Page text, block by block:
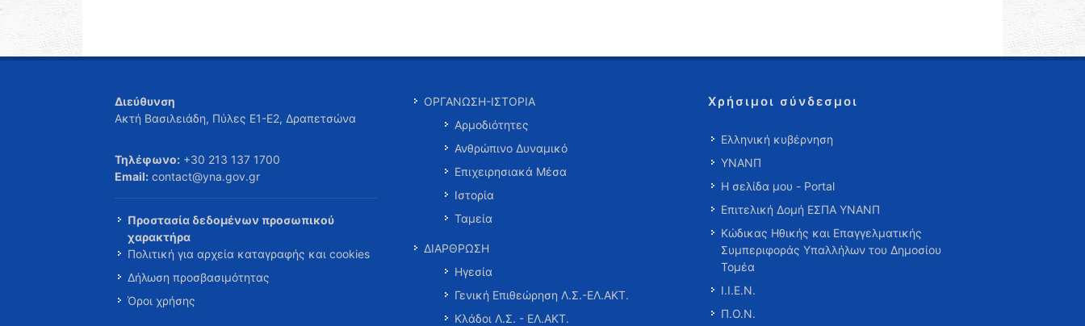
Διεύθυνση
Ακτή Βασιλειάδη, Πύλες Ε1-Ε2, Δραπετσώνα
Τηλέφωνο: +30 213 137 1700
Email: contact@yna.gov.gr
Προστασία δεδομένων προσωπικού
χαρακτήρα
Πολιτική για αρχεία καταγραφής και cookies
Δήλωση προσβασιμότητας
Όροι χρήσης
ΟΡΓΑΝΩΣΗ-ΙΣΤΟΡΙΑ
Αρμοδιότητες
Ανθρώπινο Δυναμικό
Επιχειρησιακά Μέσα
Ιστορία
Ταμεία
ΔΙΑΡΘΡΩΣΗ
Ηγεσία
Γενική Επιθεώρηση Λ.Σ.-ΕΛ.ΑΚΤ.
Κλάδοι Λ.Σ. - ΕΛ.ΑΚΤ.
Χρήσιμοι σύνδεσμοι
Ελληνική κυβέρνηση
ΥΝΑΝΠ
Η σελίδα μου - Portal
Επιτελική Δομή ΕΣΠΑ ΥΝΑΝΠ
Κώδικας Ηθικής και Επαγγελματικής
Συμπεριφοράς Υπαλλήλων του Δημοσίου
Τομέα
Ι.Ι.Ε.Ν.
Π.Ο.Ν.